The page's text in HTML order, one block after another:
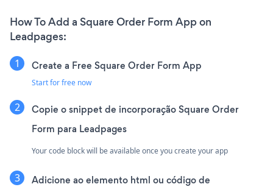
How To Add a Square Order Form App on
Leadpages:
Create a Free Square Order Form App
Start for free now
Copie o snippet de incorporação Square Order
Form para Leadpages
Your code block will be available once you create your app
Adicione ao elemento html ou código de